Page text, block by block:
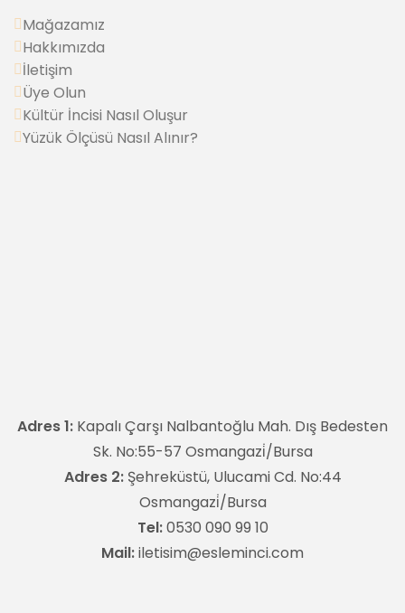
Mağazamız
Hakkımızda
İletişim
Üye Olun
Kültür İncisi Nasıl Oluşur
Yüzük Ölçüsü Nasıl Alınır?
Adres 1: Kapalı Çarşı Nalbantoğlu Mah. Dış Bedesten
Sk. No:55-57 Osmangazi̇/Bursa
Adres 2:Şehreküstü, Ulucami Cd. No:44
Osmangazi̇/Bursa
Tel:0530 090 99 10
Mail:iletisim@esleminci.com